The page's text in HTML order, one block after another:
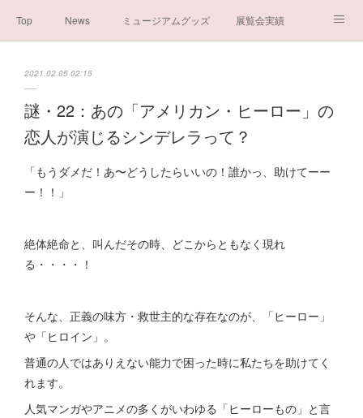
Top News ミュージアムグッズ 展覧会実績
お問い合わせ 一般社団法人シンデレラ芸術文化振興会
2021.02.05 02:15
謎・22：あの「アメリカン・ヒーロー」の
恋人が演じるシンデレラって？
「もうダメだ！あ〜どうしたらいいの！誰かっ、助けてーー
ー！！」
絶体絶命と、叫んだその時、どこからともなく現れ
る・・・・！
そんな、正義の味方・救世主的な存在なのが、「ヒーロー」
や「ヒロイン」。
普通の人ではありえない能力で困った時に私たちを助けてく
れます。
人気マンガやアニメの多くがいわゆる「ヒーローもの」と言